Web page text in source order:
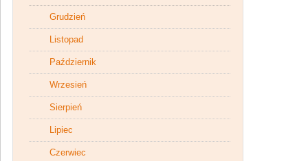
Grudzień
Listopad
Październik
Wrzesień
Sierpień
Lipiec
Czerwiec